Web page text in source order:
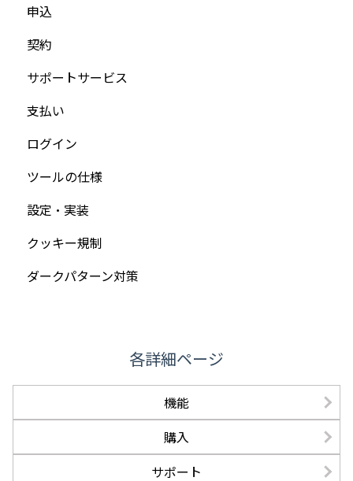
申込
契約
サポートサービス
支払い
ログイン
ツールの仕様
設定・実装
クッキー規制
ダークパターン対策
各詳細ページ
機能
購入
サポート